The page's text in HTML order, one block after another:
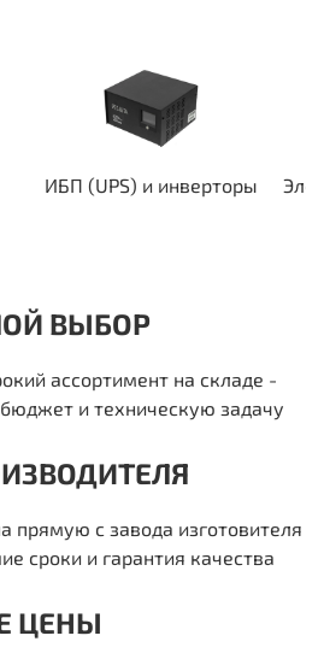
ИБП (UPS) и инверторы
ВЫБОР
ассортимент на складе -
и техническую задачу
прямую с завода изготовителя
сроки и гарантия качества
ЦЕНЫ